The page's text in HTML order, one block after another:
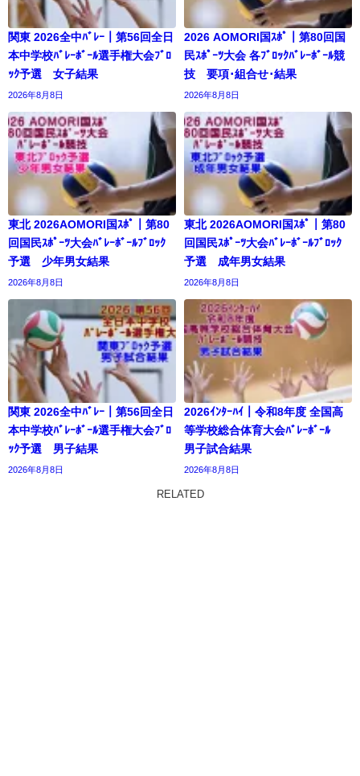
関東 2026全中ﾊﾞﾚｰ｜第56回全日
本中学校ﾊﾞﾚｰﾎﾞｰﾙ選手権大会ﾌﾞﾛ
ｯｸ予選 女子結果
2026年8月8日
2026 AOMORI国ｽﾎﾟ｜第80回国
民ｽﾎﾟｰﾂ大会 各ﾌﾞﾛｯｸﾊﾞﾚｰﾎﾞｰﾙ競
技 要項･組合せ･結果
2026年8月8日
東北 2026AOMORI国ｽﾎﾟ｜第80
回国民ｽﾎﾟｰﾂ大会ﾊﾞﾚｰﾎﾞｰﾙﾌﾞﾛｯｸ
予選 少年男女結果
2026年8月8日
東北 2026AOMORI国ｽﾎﾟ｜第80
回国民ｽﾎﾟｰﾂ大会ﾊﾞﾚｰﾎﾞｰﾙﾌﾞﾛｯｸ
予選 成年男女結果
2026年8月8日
関東 2026全中ﾊﾞﾚｰ｜第56回全日
本中学校ﾊﾞﾚｰﾎﾞｰﾙ選手権大会ﾌﾞﾛ
ｯｸ予選 男子結果
2026年8月8日
2026ｲﾝﾀｰﾊｲ｜令和8年度 全国高
等学校総合体育大会ﾊﾞﾚｰﾎﾞｰﾙ
男子試合結果
2026年8月8日
RELATED